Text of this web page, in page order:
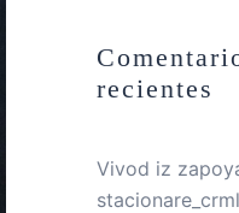
recientes
Vivod iz
stacionare_crml